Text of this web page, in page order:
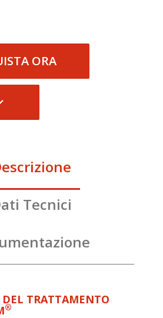
ORA
Tecnici
TRATTAMENTO
®